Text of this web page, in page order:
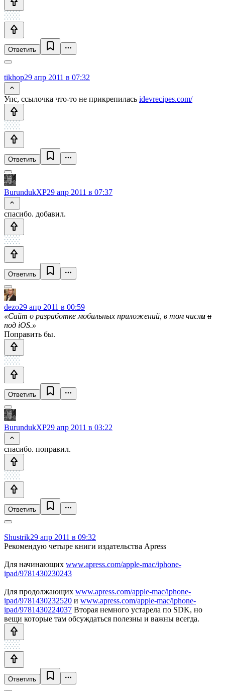
Ответить
tikhop29 апр 2011 в 07:32
Упс, ссылочка что-то не прикрепилась idevrecipes.com/
Ответить
BurundukXP29 апр 2011 в 07:37
спасибо. добавил.
Ответить
dezo29 апр 2011 в 00:59
«Сайт о разработке мобильных приложений, в том числи и
под iOS.»
Поправить бы.
Ответить
BurundukXP29 апр 2011 в 03:22
спасибо. поправил.
Ответить
Shustrik29 апр 2011 в 09:32
Рекомендую четыре книги издательства Apress
Для начинающих www.apress.com/apple-mac/iphone-
ipad/9781430230243
Для продолжающих www.apress.com/apple-mac/iphone-
ipad/9781430232520 и www.apress.com/apple-mac/iphone-
ipad/9781430224037 Вторая немного устарела по SDK, но
вещи которые там обсуждаться полезны и важны всегда.
Ответить